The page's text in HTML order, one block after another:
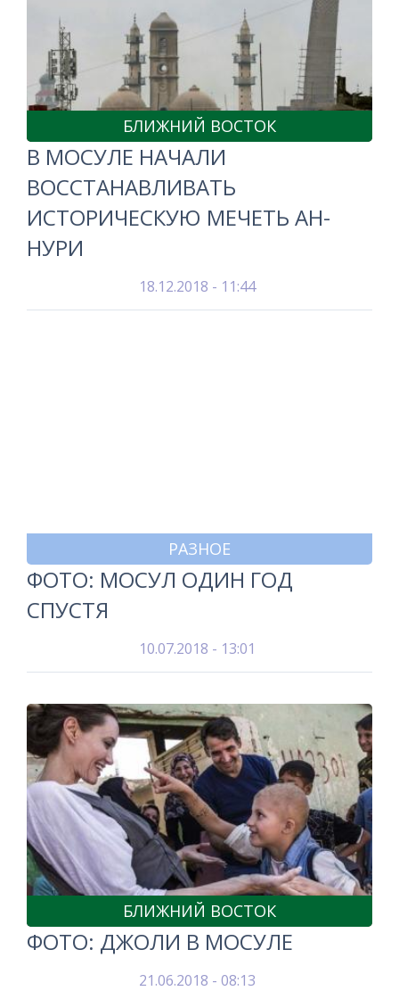
БЛИЖНИЙ ВОСТОК
В МОСУЛЕ НАЧАЛИ
ВОССТАНАВЛИВАТЬ
ИСТОРИЧЕСКУЮ МЕЧЕТЬ АН-
НУРИ
18.12.2018 - 11:44
РАЗНОЕ
ФОТО: МОСУЛ ОДИН ГОД
СПУСТЯ
10.07.2018 - 13:01
БЛИЖНИЙ ВОСТОК
ФОТО: ДЖОЛИ В МОСУЛЕ
21.06.2018 - 08:13